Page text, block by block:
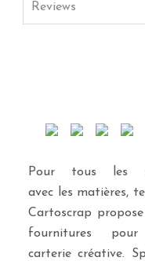
Reviews
Pour tous les
avec les matières,
Cartoscrap
fournitures
carterie créative.